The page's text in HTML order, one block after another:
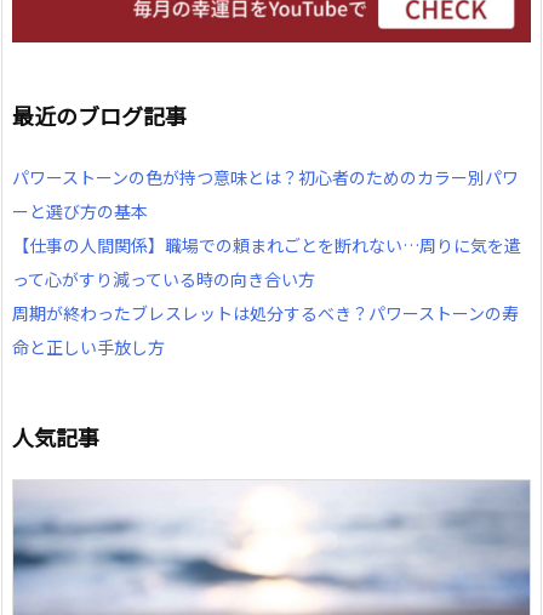
最近のブログ記事
パワーストーンの色が持つ意味とは？初心者のためのカラー別パワ
ーと選び方の基本
【仕事の人間関係】職場での頼まれごとを断れない…周りに気を遣
って心がすり減っている時の向き合い方
周期が終わったブレスレットは処分するべき？パワーストーンの寿
命と正しい手放し方
人気記事